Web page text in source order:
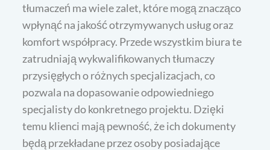
tłumaczeń ma wiele zalet, które mogą znacząco
wpłynąć na jakość otrzymywanych usług oraz
komfort współpracy. Przede wszystkim biura te
zatrudniają wykwalifikowanych tłumaczy
przysięgłych o różnych specjalizacjach, co
pozwala na dopasowanie odpowiedniego
specjalisty do konkretnego projektu. Dzięki
temu klienci mają pewność, że ich dokumenty
będą przekładane przez osoby posiadające